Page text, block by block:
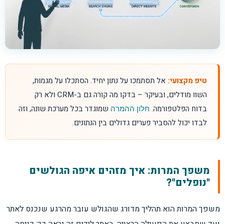
טיפ מקצועי: אל תסתמכו על נתון יחיד. הסתכלו על מגמות,
השוו מודלים, ובעיקר – בדקו מה קורה גם ב-CRM ולא רק
בדוח הפלטפורמה. חלון ההמרה שמוגדר בכל מערכת שונה, וזה
לבדו יכול להסביר פערים גדולים בין הנתונים.
משפך המרות: איך מזהים איפה הגולשים
"נופלים"?
משפך המרות הוא תהליך מדורג שהגולש עובר מהרגע שנכנס לאתר